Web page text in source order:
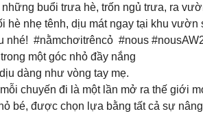
những buổi trưa hè, trốn ngủ trưa, ra
hè nhẹ tênh, dịu mát ngay tại khu
nhé! #nằmchơitrêncỏ #nous
một góc nhỏ đầy nắng
dàng như vòng tay mẹ.
chuyến đi là một lần mở ra thế giới
bé, được chọn lựa bằng tất cả sự